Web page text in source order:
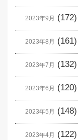
2023年9月 (172)
2023年8月 (161)
2023年7月 (132)
2023年6月 (120)
2023年5月 (148)
2023年4月 (122)